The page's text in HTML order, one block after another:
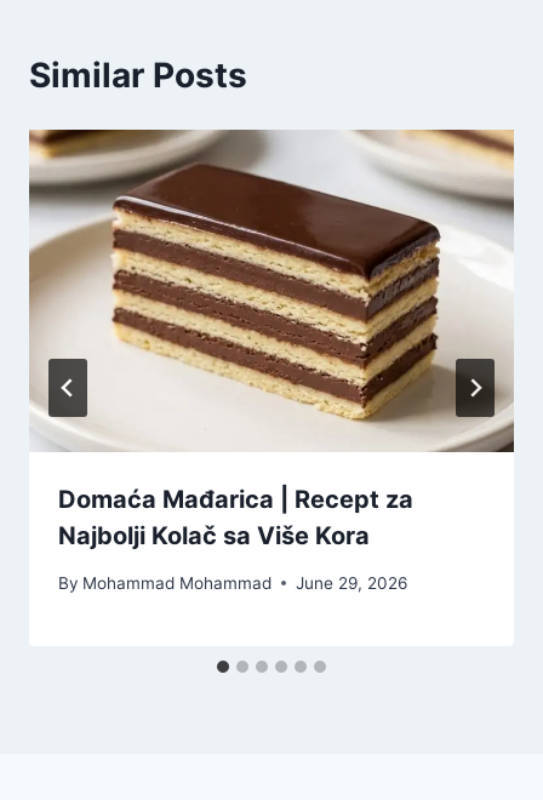
Similar Posts
Domaća Mađarica | Recept za
Najbolji Kolač sa Više Kora
By Mohammad Mohammad June 29, 2026